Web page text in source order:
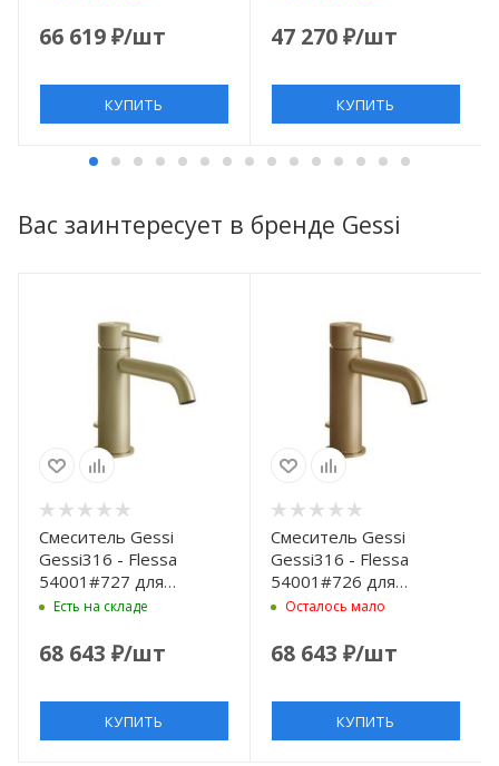
66 619₽/шт
КУПИТЬ
хром
47 270₽/шт
КУПИТЬ
Вас заинтересует в бренде Gessi
Смеситель Gessi
Gessi316 - Flessa
54001#727 для
раковины на 1 отв. с
излив 12.3 см, цвет
Есть на складе
68 643 ₽/шт
КУПИТЬ
Смеситель Gessi
Gessi316 - Flessa
54001#726 для
раковины на 1 отв. с
излив 12.3 см, цвет
Осталось мало
68 643 ₽/шт
КУПИТЬ